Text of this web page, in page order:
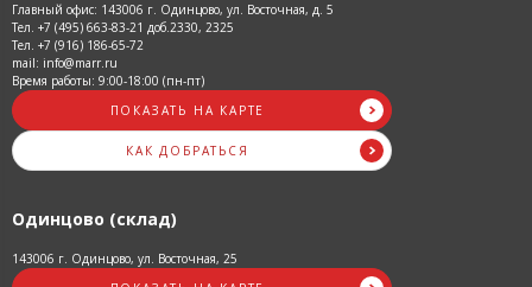
Главный офис: 143006 г. Одинцово, ул. Восточная, д. 5
Тел. +7 (495) 663-83-21 доб.2330, 2325
Тел. +7 (916) 186-65-72
mail: info@marr.ru
Время работы: 9:00-18:00 (пн-пт)
ПОКАЗАТЬ НА КАРТЕ
КАК ДОБРАТЬСЯ
Одинцово (склад)
143006 г. Одинцово, ул. Восточная, 25